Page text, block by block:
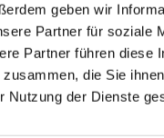
geben wir
Partner für soziale
Partner führen diese
die Sie
Nutzung der Dienste